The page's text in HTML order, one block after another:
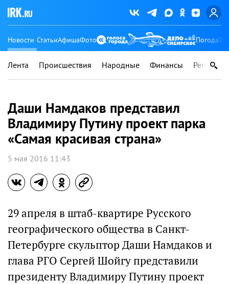
Новости СтатьиАфишаФото Погода
Лента Происшествия Народные Финансы Регионы
Даши Намдаков представил
Владимиру Путину проект парка
«Самая красивая страна»
5 мая 2016 11:43
29 апреля в штаб-квартире Русского
географического общества в Санкт-
Петербурге скульптор Даши Намдаков и
глава РГО Сергей Шойгу представили
президенту Владимиру Путину проект